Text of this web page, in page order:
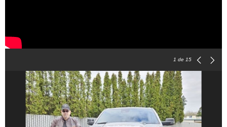
1 de 15